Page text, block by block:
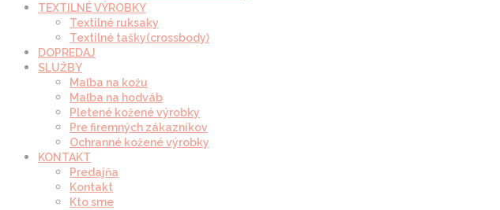
TEXTILNÉ VÝROBKY
Textilné ruksaky
Textilné tašky(crossbody)
DOPREDAJ
SLUŽBY
Maľba na kožu
Maľba na hodváb
Pletené kožené výrobky
Pre firemných zákazníkov
Ochranné kožené výrobky
KONTAKT
Predajňa
Kontakt
Kto sme